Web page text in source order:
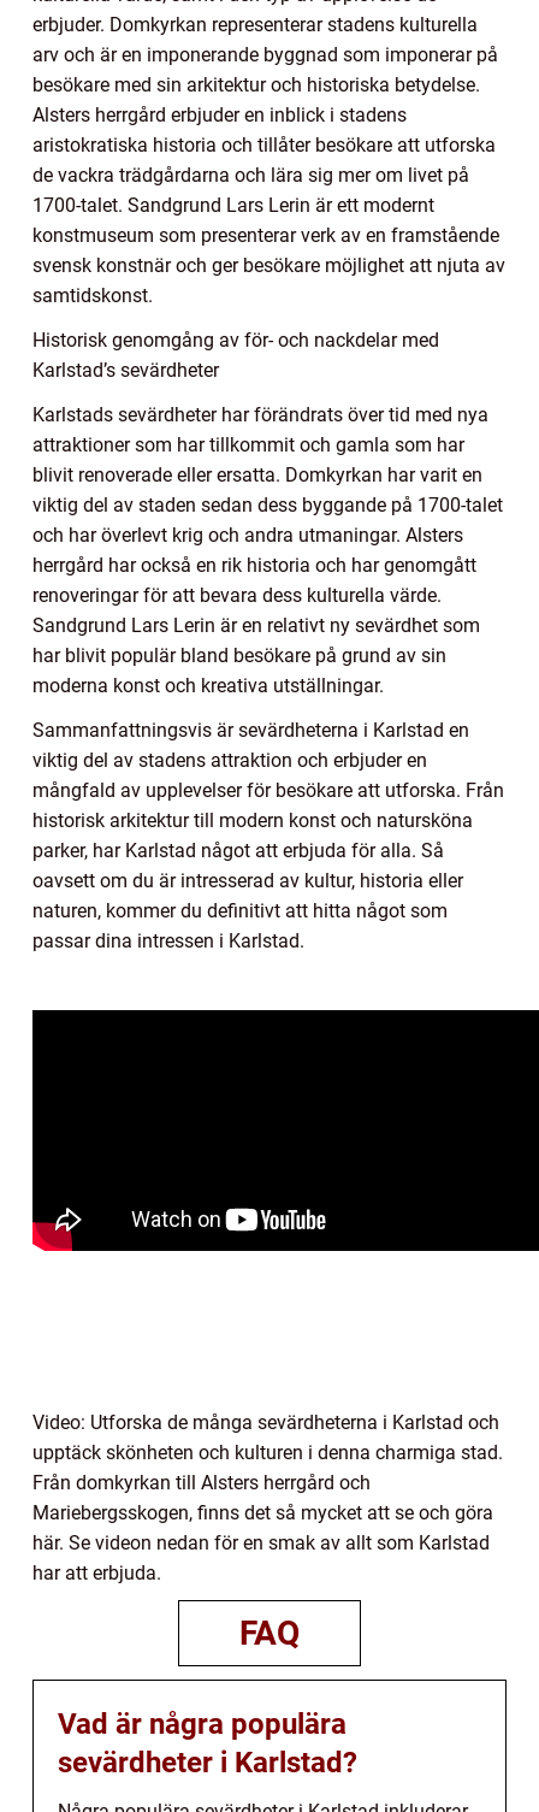
erbjuder. Domkyrkan representerar stadens kulturella
arv och är en imponerande byggnad som imponerar på
besökare med sin arkitektur och historiska betydelse.
Alsters herrgård erbjuder en inblick i stadens
aristokratiska historia och tillåter besökare att utforska
de vackra trädgårdarna och lära sig mer om livet på
1700-talet. Sandgrund Lars Lerin är ett modernt
konstmuseum som presenterar verk av en framstående
svensk konstnär och ger besökare möjlighet att njuta av
samtidskonst.
Historisk genomgång av för- och nackdelar med
Karlstad’s sevärdheter
Karlstads sevärdheter har förändrats över tid med nya
attraktioner som har tillkommit och gamla som har
blivit renoverade eller ersatta. Domkyrkan har varit en
viktig del av staden sedan dess byggande på 1700-talet
och har överlevt krig och andra utmaningar. Alsters
herrgård har också en rik historia och har genomgått
renoveringar för att bevara dess kulturella värde.
Sandgrund Lars Lerin är en relativt ny sevärdhet som
har blivit populär bland besökare på grund av sin
moderna konst och kreativa utställningar.
Sammanfattningsvis är sevärdheterna i Karlstad en
viktig del av stadens attraktion och erbjuder en
mångfald av upplevelser för besökare att utforska. Från
historisk arkitektur till modern konst och natursköna
parker, har Karlstad något att erbjuda för alla. Så
oavsett om du är intresserad av kultur, historia eller
naturen, kommer du definitivt att hitta något som
passar dina intressen i Karlstad.
Video: Utforska de många sevärdheterna i Karlstad och
upptäck skönheten och kulturen i denna charmiga stad.
Från domkyrkan till Alsters herrgård och
Mariebergsskogen, finns det så mycket att se och göra
här. Se videon nedan för en smak av allt som Karlstad
har att erbjuda.
FAQ
Vad är några populära
sevärdheter i Karlstad?